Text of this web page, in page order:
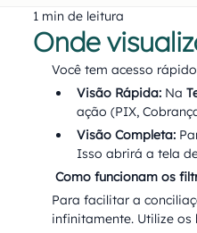
Onde
1 min de leitura
Você tem acesso
Visão Rápida: Na
ação (PIX,
Visão Completa:
Isso abrirá a tela
Como funcionam os
Para facilitar a
infinitamente. Utilize